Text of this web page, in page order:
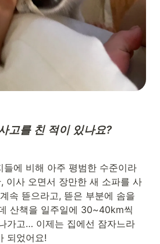
고를 친 적이 있나요?
들에 비해 아주 평범한 수준이라
이사 오면서 장만한 새 소파를 사
속 뜯으라고, 뜯은 부분에 솜을
산책을 일주일에 30~40km씩
가고… 이제는 집에선 잠자느라
되었어요!